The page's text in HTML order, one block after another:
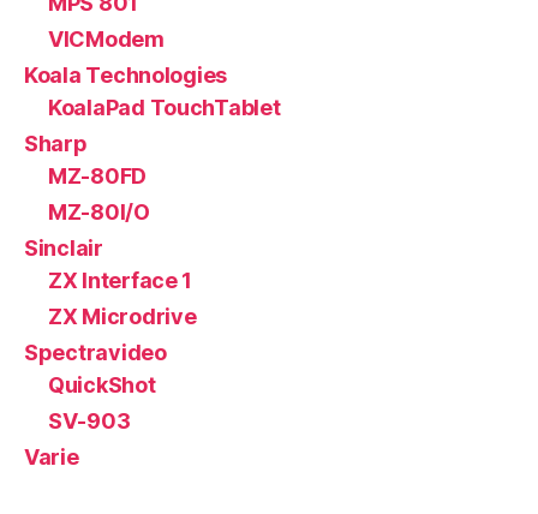
VICModem
Koala Technologies
KoalaPad TouchTablet
Sharp
MZ-80FD
MZ-80I/O
Sinclair
ZX Interface 1
ZX Microdrive
Spectravideo
QuickShot
SV-903
Varie